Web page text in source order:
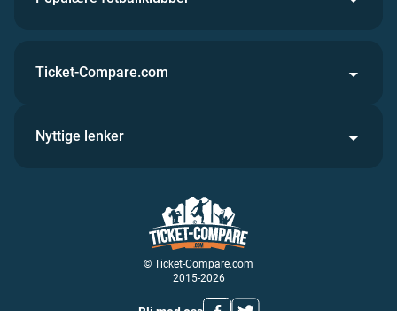
© Ticket-Compare.com
2015-2026
Ticket-Compare.com
Nyttige lenker